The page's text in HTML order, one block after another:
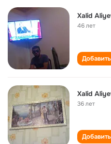
Xalid
46 лет
Xalid
36 лет